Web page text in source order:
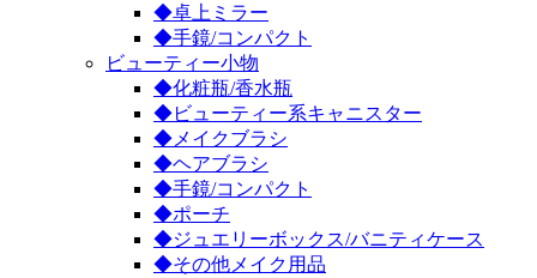
◆卓上ミラー
◆手鏡/コンパクト
ビューティー小物
◆化粧瓶/香水瓶
◆ビューティー系キャニスター
◆メイクブラシ
◆ヘアブラシ
◆手鏡/コンパクト
◆ポーチ
◆ジュエリーボックス/バニティケース
◆その他メイク用品